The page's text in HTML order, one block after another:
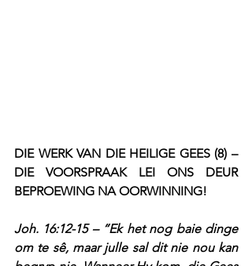
DIE WERK VAN DIE HEILIGE GEES (8) –
DIE VOORSPRAAK LEI ONS DEUR
BEPROEWING NA OORWINNING!
Joh. 16:12-15 – “Ek het nog baie dinge
om te sê, maar julle sal dit nie nou kan